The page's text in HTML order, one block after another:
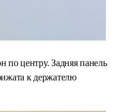
по центру. Задняя панель
к держателю